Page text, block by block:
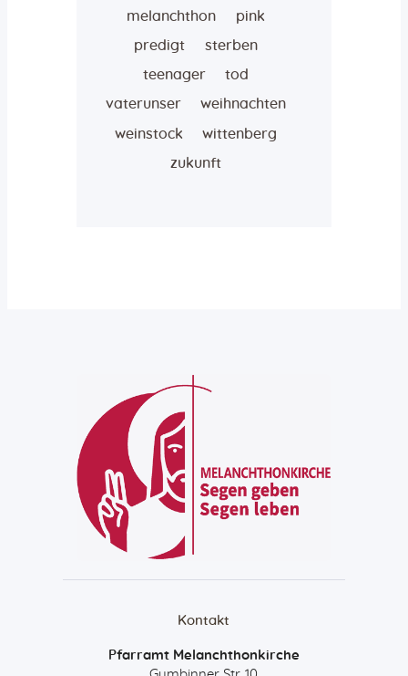
melanchthon pink
predigt sterben
teenager tod
vaterunser weihnachten
weinstock wittenberg
zukunft
Kontakt
Pfarramt Melanchthonkirche